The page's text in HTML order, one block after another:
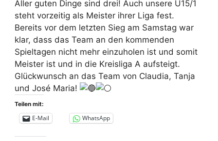
Aller guten Dinge sind drei! Auch unsere U15/1
steht vorzeitig als Meister ihrer Liga fest.
Bereits vor dem letzten Sieg am Samstag war
klar, dass das Team an den kommenden
Spieltagen nicht mehr einzuholen ist und somit
Meister ist und in die Kreisliga A aufsteigt.
Glückwunsch an das Team von Claudia, Tanja
und José Maria!
Teilen mit:
E-Mail WhatsApp